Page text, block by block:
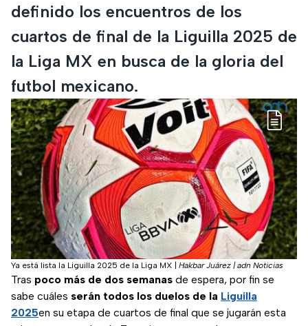
definido los encuentros de los
cuartos de final de la Liguilla 2025 de
la Liga MX en busca de la gloria del
futbol mexicano.
Ya está lista la Liguilla 2025 de la Liga MX Hakbar Juárez | adn Noticias
Tras poco más de dos semanas de espera, por fin se
sabe cuáles serán todos los duelos de la Liguilla
2025en su etapa de cuartos de final que se jugarán esta